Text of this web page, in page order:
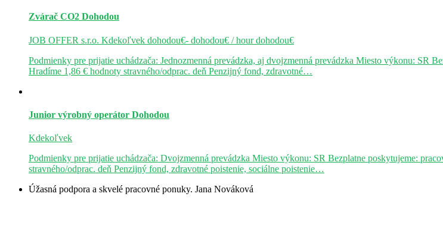
Zvárač CO2 Dohodou
JOB OFFER s.r.o. Kdekoľvek dohodou€- dohodou€ / hourdohodou€
Podmienky pre prijatie uchádzača: Jednozmenná prevádzka, aj dvojzmenná prevádzka Miesto výkonu: SR
Hradíme 1,86 € hodnoty stravného/odprac. deň Penzijný fond, zdravotné…
Junior výrobný operátor Dohodou
Kdekoľvek
Podmienky pre prijatie uchádzača: Dvojzmenná prevádzka Miesto výkonu: SR Bezplatne poskytujeme:
stravného/odprac. deň Penzijný fond, zdravotné poistenie, sociálne poistenie…
Úžasná podpora a skvelé pracovné ponuky. Jana Nováková